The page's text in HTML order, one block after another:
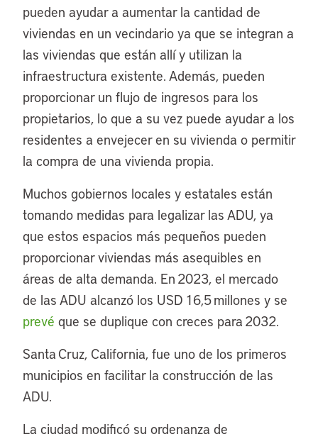
pueden ayudar a aumentar la cantidad de
viviendas en un vecindario ya que se integran a
las viviendas que están allí y utilizan la
infraestructura existente. Además, pueden
proporcionar un flujo de ingresos para los
propietarios, lo que a su vez puede ayudar a los
residentes a envejecer en su vivienda o permitir
la compra de una vivienda propia.
Muchos gobiernos locales y estatales están
tomando medidas para legalizar las ADU, ya
que estos espacios más pequeños pueden
proporcionar viviendas más asequibles en
áreas de alta demanda. En 2023, el mercado
de las ADU alcanzó los USD 16,5 millones y se
prevé que se duplique con creces para 2032.
Santa Cruz, California, fue uno de los primeros
municipios en facilitar la construcción de las
ADU.
La ciudad modificó su ordenanza de